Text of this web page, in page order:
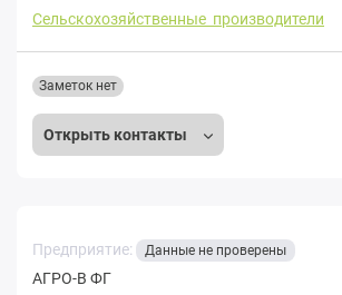
Сельскохозяйственные производители
Открыть контакты
Заметок нет
Предприятие: Данные не проверены
АГРО-В ФГ